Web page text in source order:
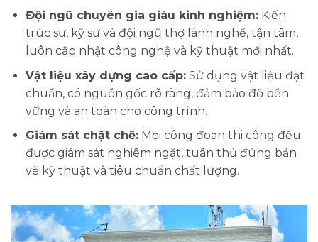
Đội ngũ chuyên gia giàu kinh nghiệm:Kiến
trúc sư, kỹ sư và đội ngũ thợ lành nghề, tận tâm,
luôn cập nhật công nghệ và kỹ thuật mới nhất.
Vật liệu xây dựng cao cấp:Sử dụng vật liệu đạt
chuẩn, có nguồn gốc rõ ràng, đảm bảo độ bền
vững và an toàn cho công trình.
Giám sát chặt chẽ:Mọi công đoạn thi công đều
được giám sát nghiêm ngặt, tuân thủ đúng bản
vẽ kỹ thuật và tiêu chuẩn chất lượng.